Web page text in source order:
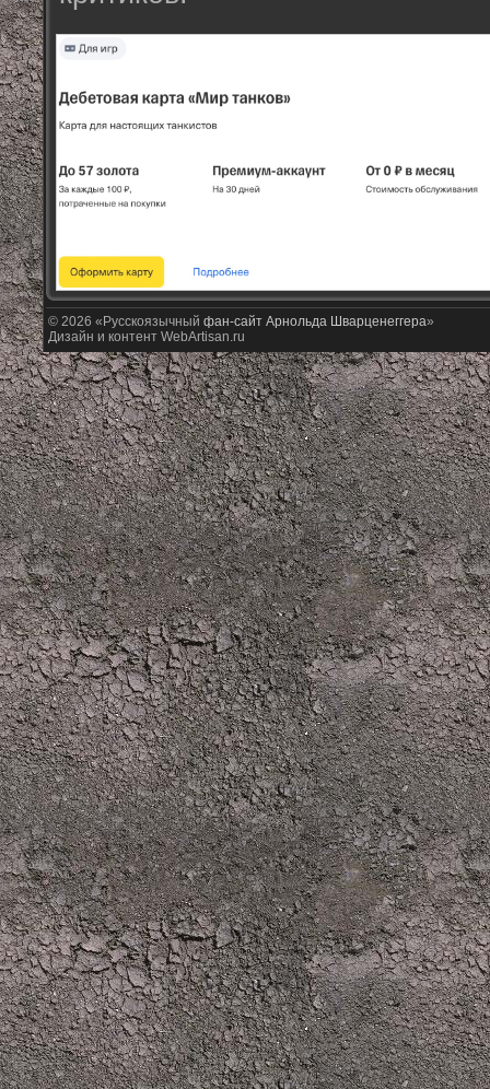
© 2026 «Русскоязычный фан-сайт Арнольда Шварценеггера»
Дизайн и контент WebArtisan.ru